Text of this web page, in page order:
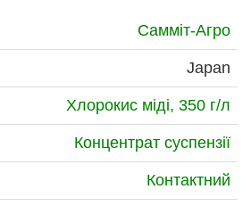
Самміт-Агро
Japan
Хлорокис міді, 350 г/л
Концентрат суспензії
Контактний